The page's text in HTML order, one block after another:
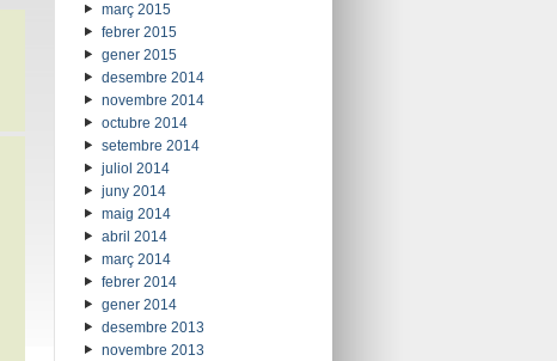
març 2015
febrer 2015
gener 2015
desembre 2014
novembre 2014
octubre 2014
setembre 2014
juliol 2014
juny 2014
maig 2014
abril 2014
març 2014
febrer 2014
gener 2014
desembre 2013
novembre 2013